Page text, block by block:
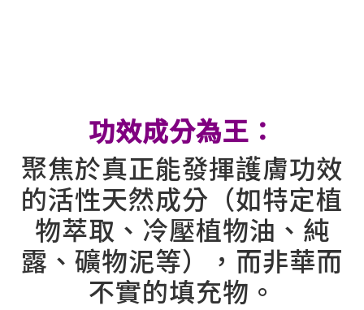
功效成分為王：
聚焦於真正能發揮護膚功效
的活性天然成分（如特定植
物萃取、冷壓植物油、純
露、礦物泥等），而非華而
不實的填充物。